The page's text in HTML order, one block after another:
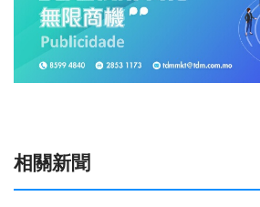
相關新聞